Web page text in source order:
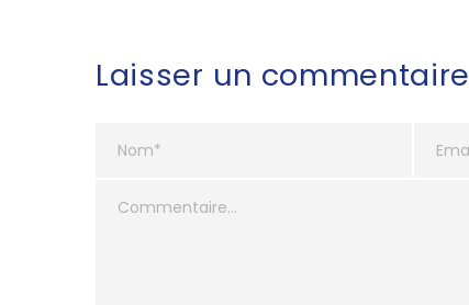
Laisser un commentaire